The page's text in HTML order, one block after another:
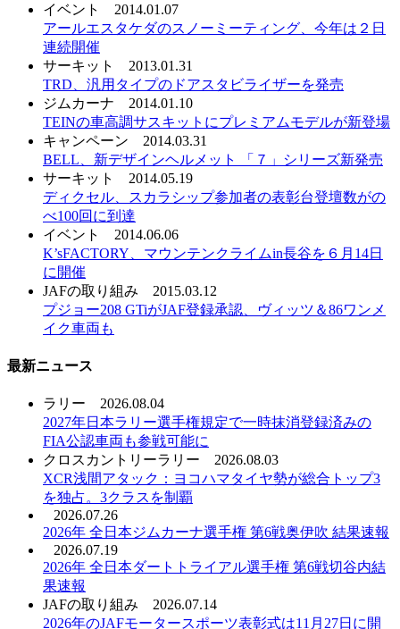
イベント
2014.01.07
アールエスタケダのスノーミーティング、今年は２日
連続開催
サーキット
2013.01.31
TRD、汎用タイプのドアスタビライザーを発売
ジムカーナ
2014.01.10
TEINの車高調サスキットにプレミアムモデルが新登場
キャンペーン
2014.03.31
BELL、新デザインヘルメット 「７」シリーズ新発売
サーキット
2014.05.19
ディクセル、スカラシップ参加者の表彰台登壇数がの
べ100回に到達
イベント
2014.06.06
K’sFACTORY、マウンテンクライムin長谷を６月14日
に開催
JAFの取り組み
2015.03.12
プジョー208 GTiがJAF登録承認、ヴィッツ＆86ワンメ
イク車両も
最新ニュース
ラリー
2026.08.04
2027年日本ラリー選手権規定で一時抹消登録済みの
FIA公認車両も参戦可能に
クロスカントリーラリー
2026.08.03
XCR浅間アタック：ヨコハマタイヤ勢が総合トップ3
を独占。3クラスを制覇
2026.07.26
2026年 全日本ジムカーナ選手権 第6戦奥伊吹 結果速報
2026.07.19
2026年 全日本ダートトライアル選手権 第6戦切谷内結
果速報
JAFの取り組み
2026.07.14
2026年のJAFモータースポーツ表彰式は11月27日に開